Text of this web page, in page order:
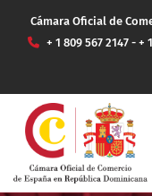
Cámara Oficial de
+ 1 809 567 2147 - +